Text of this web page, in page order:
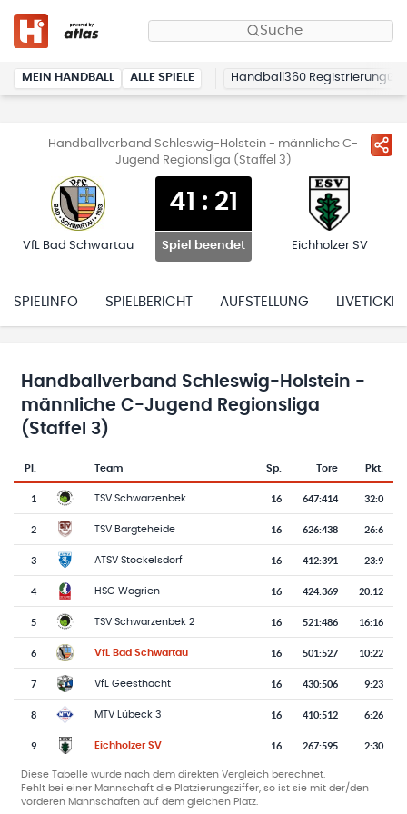
Suche
MEIN HANDBALL ALLE SPIELE Handball360 Registrierung
Handballverband Schleswig-Holstein - männliche C-
Jugend Regionsliga (Staffel 3)
VfL Bad Schwartau
41 : 21
Spiel beendet Eichholzer SV
SPIELINFO SPIELBERICHT AUFSTELLUNG LIVETICKER
Handballverband Schleswig-Holstein -
männliche C-Jugend Regionsliga
(Staffel 3)
Tabelle mit Vereinsplatzierungen, Spielen, Toren und Punkten
Pl.
Team-Logo
Team Sp. Tore Pkt.
1 TSV Schwarzenbek 16 647:414 32:0
2 TSV Bargteheide 16 626:438 26:6
3 ATSV Stockelsdorf 16 412:391 23:9
4 HSG Wagrien 16 424:369 20:12
5 TSV Schwarzenbek 2 16 521:486 16:16
6 VfL Bad Schwartau 16 501:527 10:22
7 VfL Geesthacht 16 430:506 9:23
8 MTV Lübeck 3 16 410:512 6:26
9 Eichholzer SV 16 267:595 2:30
Diese Tabelle wurde nach dem direkten Vergleich berechnet.
Fehlt bei einer Mannschaft die Platzierungsziffer, so ist sie mit der/den
vorderen Mannschaften auf dem gleichen Platz.